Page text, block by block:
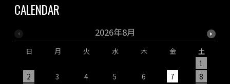
CALENDAR
2026年8月
日 月 火 水 木 金
土
1
2
3 4 5 6 7
8